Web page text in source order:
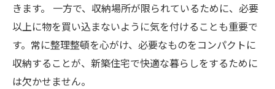
きます。 一方で、収納場所が限られているために、必要
以上に物を買い込まないように気を付けることも重要で
す。常に整理整頓を心がけ、必要なものをコンパクトに
収納することが、新築住宅で快適な暮らしをするために
は欠かせません。